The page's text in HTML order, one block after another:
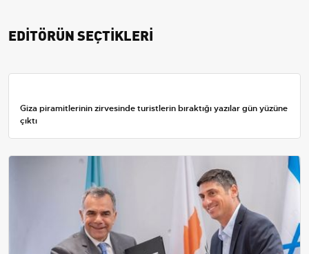
EDİTÖRÜN SEÇTİKLERİ
Giza piramitlerinin zirvesinde turistlerin bıraktığı yazılar gün yüzüne
çıktı